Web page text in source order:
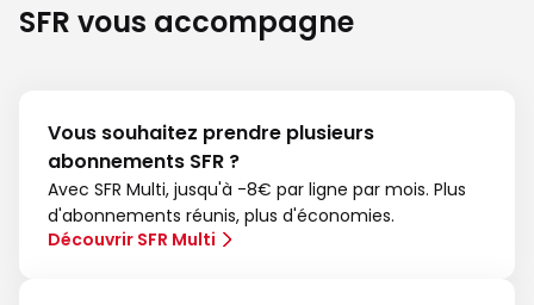
SFR vous accompagne
Vous souhaitez prendre plusieurs
abonnements SFR ?
Avec SFR Multi, jusqu'à -8€ par ligne par mois. Plus
d'abonnements réunis, plus d'économies.
Découvrir SFR Multi